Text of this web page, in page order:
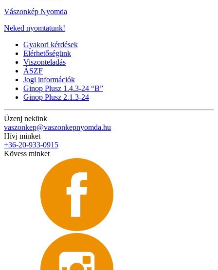
Vászonkép Nyomda
Neked nyomtatunk!
Gyakori kérdések
Elérhetőségünk
Viszonteladás
ÁSZF
Jogi információk
Ginop Plusz 1.4.3-24 “B”
Ginop Plusz 2.1.3-24
Üzenj nekünk
vaszonkep@vaszonkepnyomda.hu
Hívj minket
+36-20-933-0915
Kövess minket